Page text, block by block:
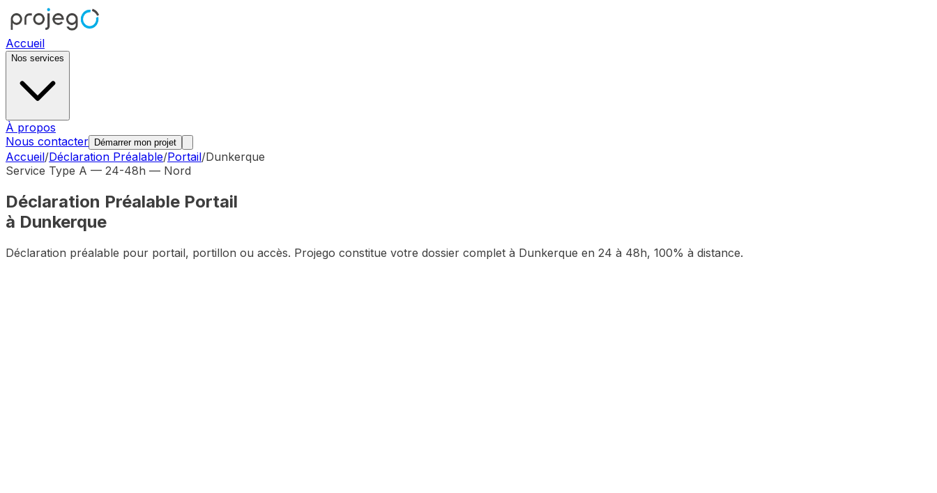
Accueil
Nos services
À propos
Nous contacter
Démarrer mon projet
Accueil/Déclaration Préalable/Portail/Dunkerque
Service Type A — 24-48h — Nord
Déclaration Préalable Portail
à Dunkerque
Déclaration préalable pour portail, portillon ou accès. Projego constitue votre dossier complet à Dunkerque en 24 à 48h, 100% à distance.